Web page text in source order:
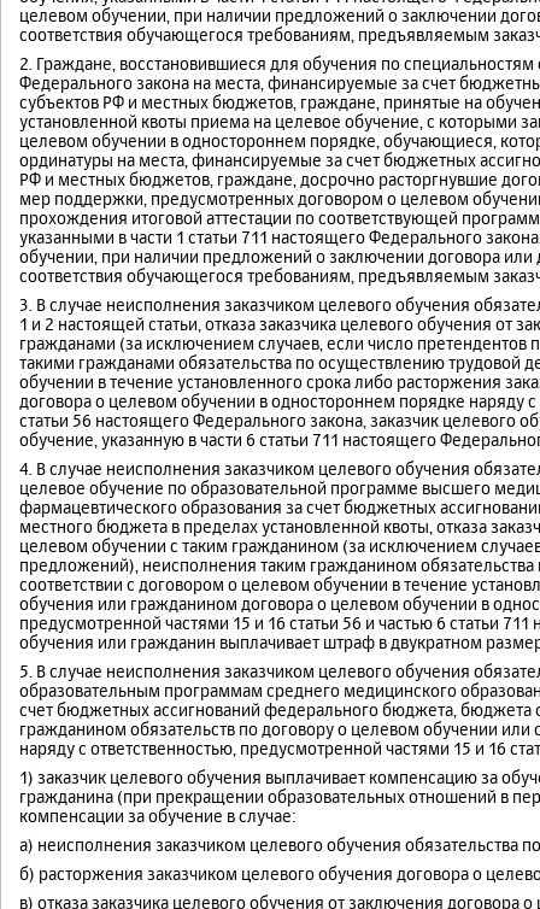
целевом обучении, при наличии предложений о заключении
соответствия обучающегося требованиям, предъявляемым
2. Граждане, восстановившиеся для обучения по
Федерального закона на места, финансируемые за счет
субъектов РФ и местных бюджетов, граждане, принятые на
установленной квоты приема на целевое обучение, с которыми
целевом обучении в одностороннем порядке, обучающиеся,
ординатуры на места, финансируемые за счет бюджетных
РФ и местных бюджетов, граждане, досрочно расторгнувшие
мер поддержки, предусмотренных договором о целевом
прохождения итоговой аттестации по соответствующей
указанными в части 1 статьи 711 настоящего Федерального
обучении, при наличии предложений о заключении договора
соответствия обучающегося требованиям, предъявляемым
3. В случае неисполнения заказчиком целевого обучения
1 и 2 настоящей статьи, отказа заказчика целевого обучения от
гражданами (за исключением случаев, если число
такими гражданами обязательства по осуществлению трудовой
обучении в течение установленного срока либо расторжения
договора о целевом обучении в одностороннем порядке наряду
статьи 56 настоящего Федерального закона, заказчик целевого
обучение, указанную в части 6 статьи 711 настоящего
4. В случае неисполнения заказчиком целевого обучения
целевое обучение по образовательной программе высшего
фармацевтического образования за счет бюджетных
местного бюджета в пределах установленной квоты, отказа
целевом обучении с таким гражданином (за исключением
предложений), неисполнения таким гражданином
соответствии с договором о целевом обучении в течение
обучения или гражданином договора о целевом обучении в
предусмотренной частями 15 и 16 статьи 56 и частью 6 статьи
обучения или гражданин выплачивает штраф в двукратном
5. В случае неисполнения заказчиком целевого обучения
образовательным программам среднего медицинского
счет бюджетных ассигнований федерального бюджета,
гражданином обязательств по договору о целевом обучении
наряду с ответственностью, предусмотренной частями 15 и 16
1) заказчик целевого обучения выплачивает компенсацию за
гражданина (при прекращении образовательных отношений в
компенсации за обучение в случае:
а) неисполнения заказчиком целевого обучения обязательства
б) расторжения заказчиком целевого обучения договора о
в) отказа заказчика целевого обучения от заключения договора